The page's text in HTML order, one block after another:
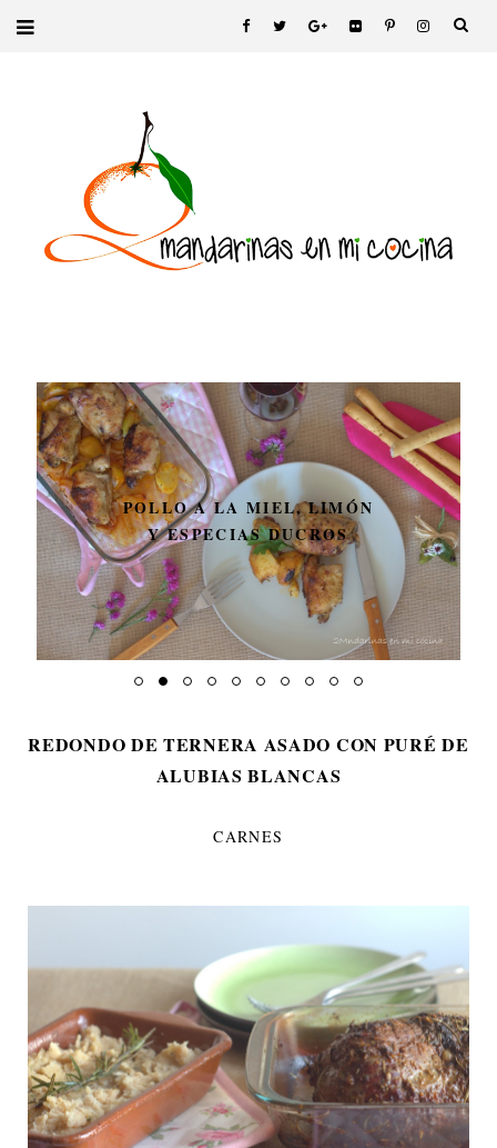
POLLO A LA MIEL, LIMÓN
Y ESPECIAS DUCROS
REDONDO DE TERNERA ASADO CON PURÉ DE
ALUBIAS BLANCAS
CARNES